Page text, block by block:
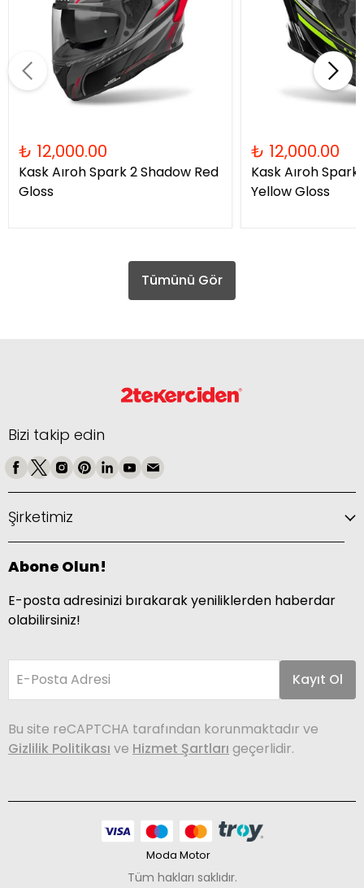
₺ 12,000.00
Kask Aıroh Spark 2 Shadow Red
Gloss
₺ 12,000.00
Kask Aıroh
Yellow Gloss
Tümünü Gör
Bizi takip edin
Şirketimiz
Abone Olun!
E-posta adresinizi bırakarak yeniliklerden haberdar
olabilirsiniz!
E-Posta Adresi Kayıt Ol
Bu site reCAPTCHA tarafından korunmaktadır ve
Gizlilik Politikası ve Hizmet Şartları geçerlidir.
Moda Motor
Tüm hakları saklıdır.